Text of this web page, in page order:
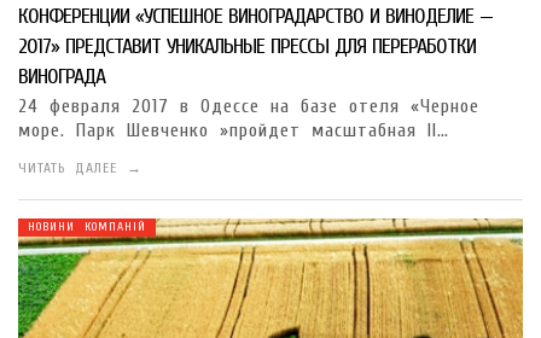
КОНФЕРЕНЦИИ «УСПЕШНОЕ ВИНОГРАДАРСТВО И ВИНОДЕЛИЕ —
2017» ПРЕДСТАВИТ УНИКАЛЬНЫЕ ПРЕССЫ ДЛЯ ПЕРЕРАБОТКИ
ВИНОГРАДА
24 февраля 2017 в Одессе на базе отеля «Черное
море. Парк Шевченко »пройдет масштабная II…
ЧИТАТЬ ДАЛЕЕ →
НОВИНИ КОМПАНІЙ